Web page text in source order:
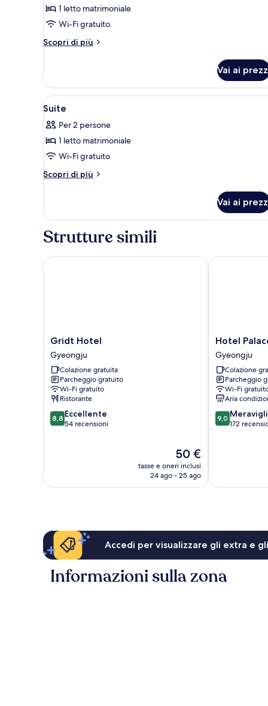
1 letto matrimoniale
Wi-Fi gratuito
Scopri di più
Altri
Vai ai
Apri
tutte
le
foto
per
Suite
Biancheria da letto di alta
5
Suite
Per 2 persone
1 letto matrimoniale
Wi-Fi gratuito
Scopri di più
Altri
Vai ai
Strutture simili
Gridt
Hotel
Gyeongju
Gridt Hotel
Gyeongju
Colazione gratuita
Parcheggio gratuito
Wi-Fi gratuito
Ristorante
8.8
su
8,8 Eccellente
54 recensioni
Il
prezzo
attuale
50 €
tasse e oneri inclusi
24 ago - 25 ago
Gridt Hotel
Hotel
Palace
Gyeongju
Gyeongju
Hotel
Gyeongju
Colazione
Parcheggio
Wi-Fi
Aria
9.0
su
9,0
172
Hotel Palace
Accedi per visualizzare gli extra e
Informazioni sulla zona